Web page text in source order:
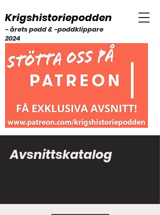
Krigshistoriepodden
- årets podd & -poddklippare
2024
Avsnittskatalog